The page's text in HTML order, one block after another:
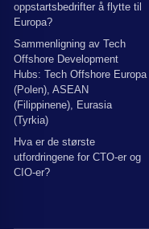
oppstartsbedrifter å flytte til
Europa?
Sammenligning av Tech
Offshore Development
Hubs: Tech Offshore Europa
(Polen), ASEAN
(Filippinene), Eurasia
(Tyrkia)
Hva er de største
utfordringene for CTO-er og
CIO-er?